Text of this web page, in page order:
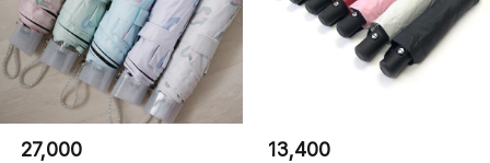
27,000 13,400